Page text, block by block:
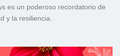
es un poderoso recordatorio de
y la resiliencia.